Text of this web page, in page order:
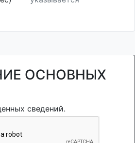
ОСНОВНЫХ
сведений.